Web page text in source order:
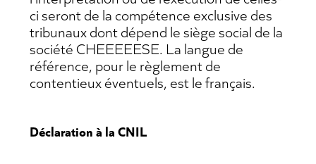
ci seront de la compétence exclusive des
tribunaux dont dépend le siège social de la
société CHEEEEESE. La langue de
référence, pour le règlement de
contentieux éventuels, est le français.
Déclaration à la CNIL